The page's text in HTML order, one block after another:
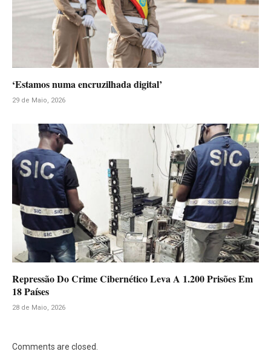
‘Estamos numa encruzilhada digital’
29 de Maio, 2026
Repressão Do Crime Cibernético Leva A 1.200 Prisões Em
18 Países
28 de Maio, 2026
Comments are closed.